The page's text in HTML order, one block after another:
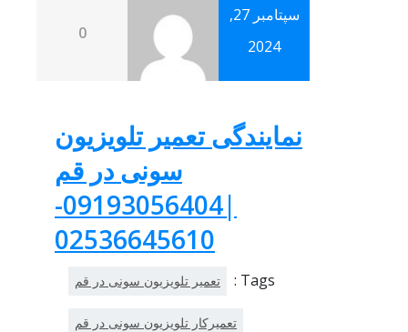
سپتامبر 27,
2024
0
نمایندگی تعمیر تلویزیون
سونی در قم
|09193056404-
02536645610
Tags : تعمیر تلویزیون سونی در قم
تعمیرکار تلویزیون سونی در قم